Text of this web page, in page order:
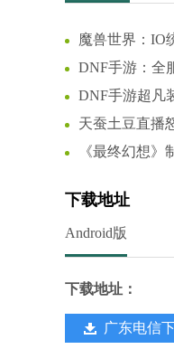
魔兽世界：IO
44%，怀旧服
DNF手游：全
狂赚66万
DNF手游超凡
天蚕土豆直播
我背锅
《最终幻想
下载地址
Android版
下载地址：
广东电信